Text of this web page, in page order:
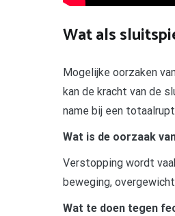
Wat als
Mogelijke oorzaken
kan de kracht van de
name bij een
Wat is de oorzaak
Verstopping wordt
beweging,
Wat te doen tegen